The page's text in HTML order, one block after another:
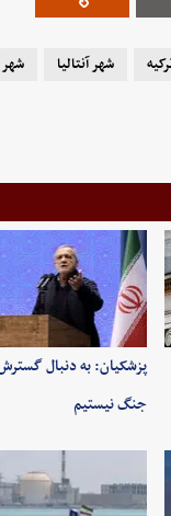
شهر آنتالیا شهر
پزشکیان: به‌ دنبال
جنگ نیستیم